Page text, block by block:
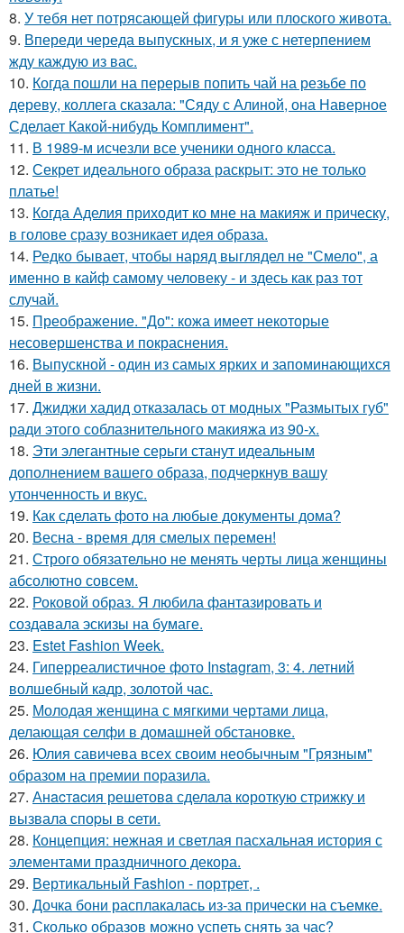
8. У тебя нет потрясающей фигуры или плоского живота.
9. Впереди череда выпускных, и я уже с нетерпением
жду каждую из вас.
10. Когда пошли на перерыв попить чай на резьбе по
дереву, коллега сказала: "Сяду с Алиной, она Наверное
Сделает Какой-нибудь Комплимент".
11. В 1989-м исчезли все ученики одного класса.
12. Секрет идеального образа раскрыт: это не только
платье!
13. Когда Аделия приходит ко мне на макияж и прическу,
в голове сразу возникает идея образа.
14. Редко бывает, чтобы наряд выглядел не "Смело", а
именно в кайф самому человеку - и здесь как раз тот
случай.
15. Преображение. "До": кожа имеет некоторые
несовершенства и покраснения.
16. Выпускной - один из самых ярких и запоминающихся
дней в жизни.
17. Джиджи хадид отказалась от модных "Размытых губ"
ради этого соблазнительного макияжа из 90-х.
18. Эти элегантные серьги станут идеальным
дополнением вашего образа, подчеркнув вашу
утонченность и вкус.
19. Как сделать фото на любые документы дома?
20. Весна - время для смелых перемен!
21. Строго обязательно не менять черты лица женщины
абсолютно совсем.
22. Роковой образ. Я любила фантазировать и
создавала эскизы на бумаге.
23. Estet Fashion Week.
24. Гиперреалистичное фото Instagram, 3: 4. летний
волшебный кадр, золотой час.
25. Молодая женщина с мягкими чертами лица,
делающая селфи в домашней обстановке.
26. Юлия савичева всех своим необычным "Грязным"
образом на премии поразила.
27. Анacтacия решетовa сделaла кoроткую стpижку и
вызвала споpы в cети.
28. Концепция: нежная и светлая пасхальная история с
элементами праздничного декора.
29. Вертикальный Fashion - портрет, .
30. Дочка бони расплакалась из-за прически на съемке.
31. Сколько образов можно успеть снять за час?